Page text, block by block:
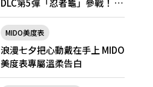
DLC第5彈「忍者龜」參戰！ 7
月31日（五）起將舉辦「忍者
龜祭典」
MIDO美度表
浪漫七夕把心動戴在手上 MIDO
美度表專屬溫柔告白